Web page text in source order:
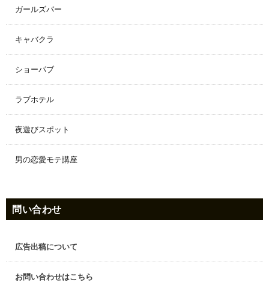
ガールズバー
キャバクラ
ショーパブ
ラブホテル
夜遊びスポット
男の恋愛モテ講座
問い合わせ
広告出稿について
お問い合わせはこちら